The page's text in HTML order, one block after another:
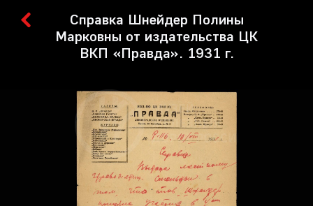
Справка Шнейдер Полины
Марковны от издательства ЦК
ВКП «Правда». 1931 г.